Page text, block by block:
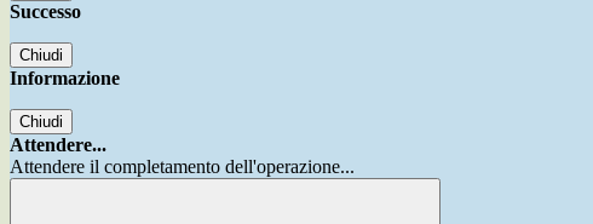
Successo
Chiudi
Informazione
Chiudi
Attendere...
Attendere il completamento dell'operazione...